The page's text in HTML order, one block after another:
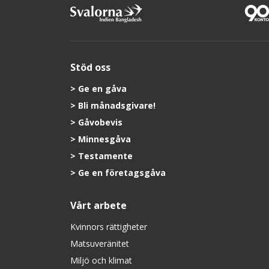
Stöd oss
Ge en gåva
Bli månadsgivare!
Gåvobevis
Minnesgåva
Testamente
Ge en företagsgåva
Vårt arbete
Kvinnors rättigheter
Matsuveränitet
Miljö och klimat